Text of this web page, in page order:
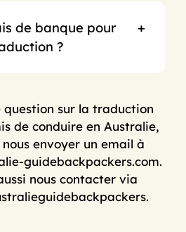
de banque pour
?
question sur la traduction
de conduire en Australie,
nous envoyer un email à
guidebackpackers.com.
nous contacter via
.